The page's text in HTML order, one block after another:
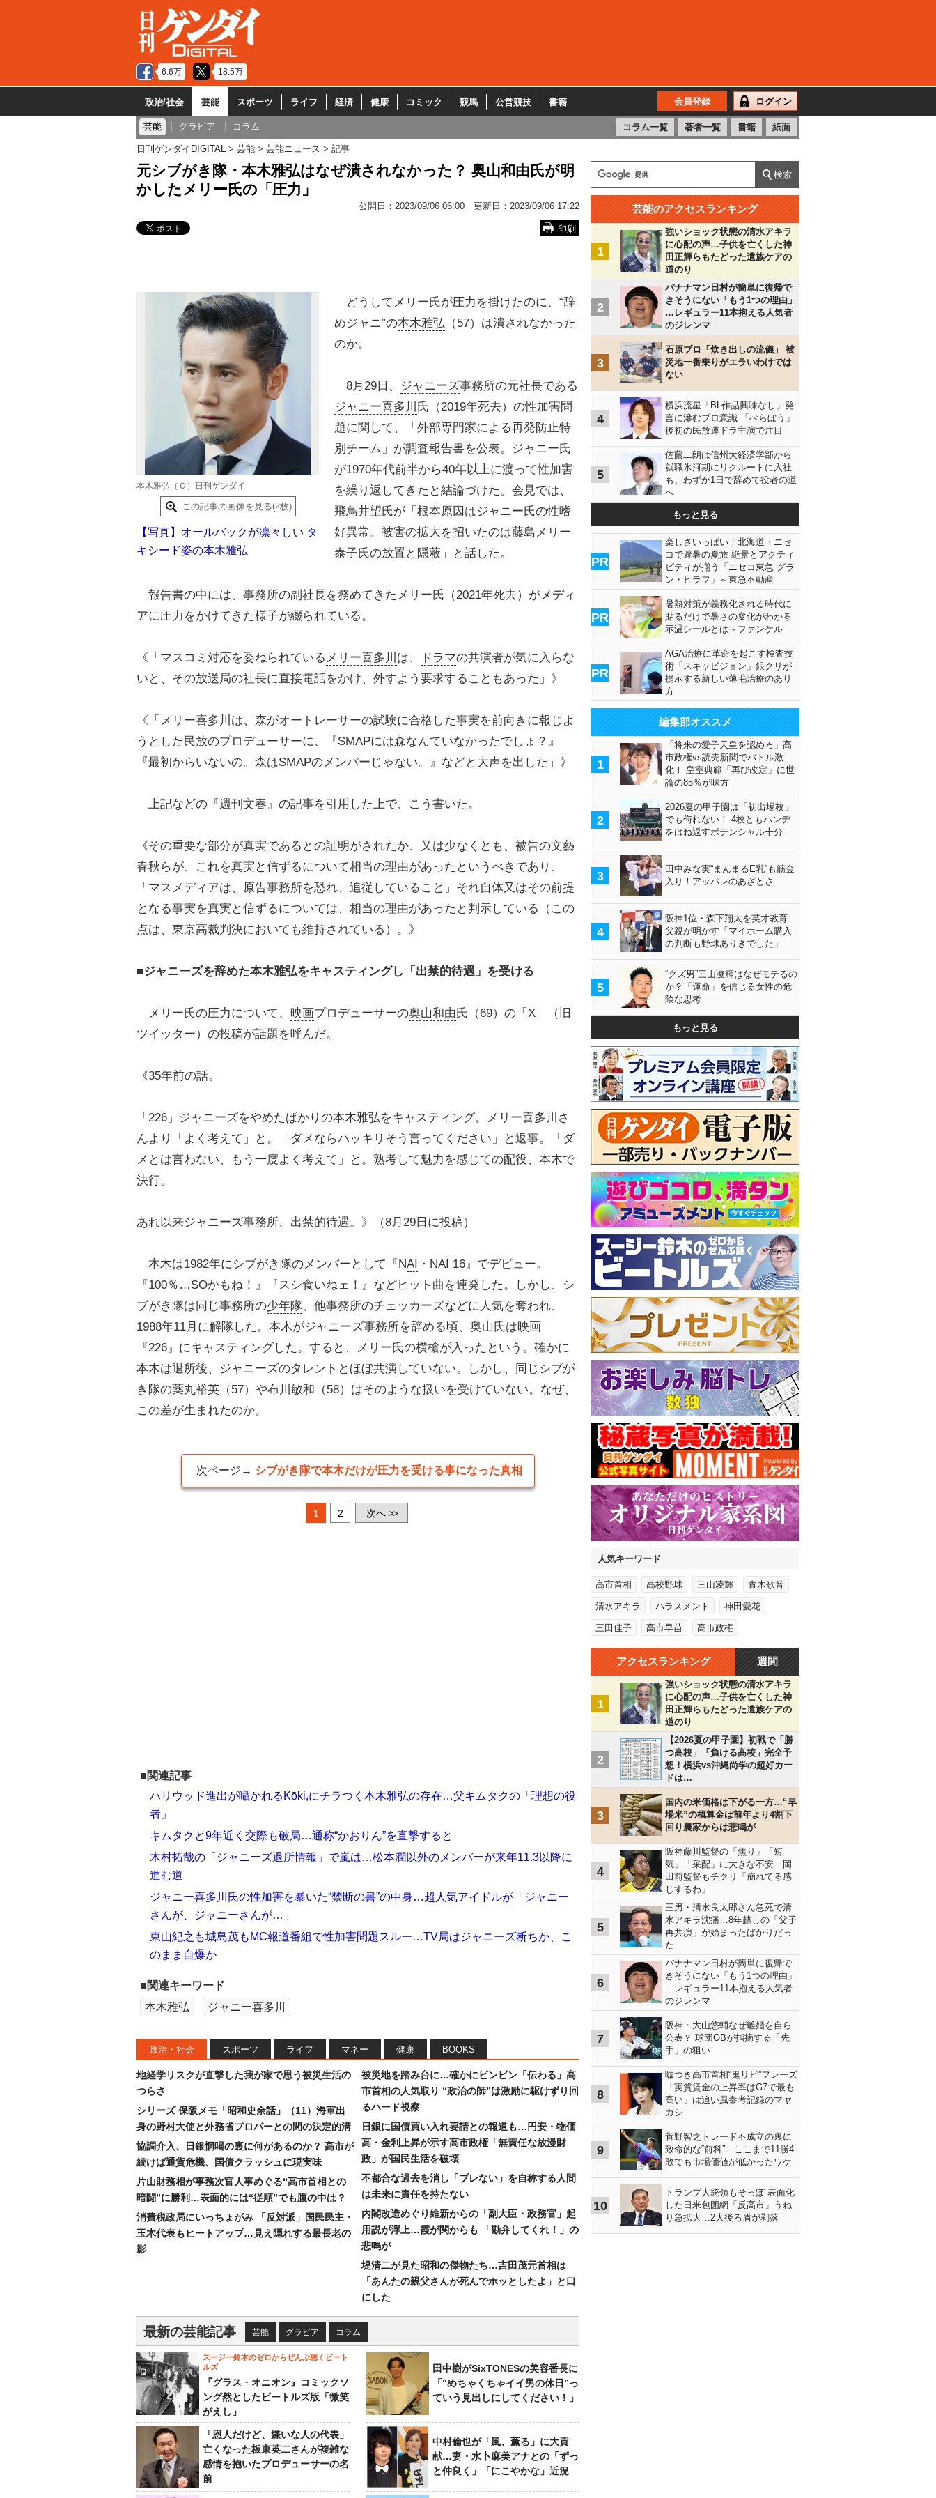
6.6万 18.5万
政治/社会 芸能 スポーツ ライフ 経済 健康 コミック 競馬 公営競技 書籍 会員登録 ログイン
芸能 グラビア コラム コラム一覧 著者一覧 書籍 紙面
日刊ゲンダイDIGITAL 芸能 芸能ニュース 記事
元シブがき隊・本木雅弘はなぜ潰されなかった？ 奥山和由氏が明
かしたメリー氏の「圧力」
公開日： 2023/09/06 06:00 更新日： 2023/09/06 17:22
印刷
本木雅弘（Ｃ）日刊ゲンダイ
この記事の画像を見る(2枚)
【写真】オールバックが凛々しい タ
キシード姿の本木雅弘
どうしてメリー氏が圧力を掛けたのに、“辞
めジャニ”の本木雅弘 （57）は潰されなかった
のか。
8月29日、 ジャニーズ事務所の元社長である
ジャニー喜多川 氏（2019年死去）の性加害問
題に関して、「外部専門家による再発防止特
別チーム」が調査報告書を公表。ジャニー氏
が1970年代前半から40年以上に渡って性加害
を繰り返してきたと結論づけた。会見では、
飛鳥井望氏が「根本原因はジャニー氏の性嗜
好異常。被害の拡大を招いたのは藤島メリー
泰子氏の放置と隠蔽」と話した。
報告書の中には、事務所の副社長を務めてきたメリー氏（2021年死去）がメディ
アに圧力をかけてきた様子が綴られている。
《「マスコミ対応を委ねられている メリー喜多川 は、 ドラマの共演者が気に入らな
いと、その放送局の社長に直接電話をかけ、外すよう要求することもあった」》
《「メリー喜多川は、森がオートレーサーの試験に合格した事実を前向きに報じよ
うとした民放のプロデューサーに、『SMAPには森なんていなかったでしょ？』
『最初からいないの。森はSMAPのメンバーじゃない。』などと大声を出した」》
上記などの『週刊文春』の記事を引用した上で、こう書いた。
《その重要な部分が真実であるとの証明がされたか、又は少なくとも、被告の文藝
春秋らが、これを真実と信ずるについて相当の理由があったというべきであり、
「マスメディアは、原告事務所を恐れ、追従していること」それ自体又はその前提
となる事実を真実と信ずるについては、相当の理由があったと判示している（この
点は、東京高裁判決においても維持されている）。》
■ジャニーズを辞めた本木雅弘をキャスティングし「出禁的待遇」を受ける
メリー氏の圧力について、 映画プロデューサーの奥山和由氏（69）の「X」（旧
ツイッター）の投稿が話題を呼んだ。
《35年前の話。
「226」ジャニーズをやめたばかりの本木雅弘をキャスティング。メリー喜多川さ
んより「よく考えて」と。「ダメならハッキリそう言ってください」と返事。「ダ
メとは言わない、もう一度よく考えて」と。熟考して魅力を感じての配役、本木で
決行。
あれ以来ジャニーズ事務所、出禁的待遇。》（8月29日に投稿）
本木は1982年にシブがき隊のメンバーとして『NAI ・NAI 16』でデビュー。
『100％…SOかもね！』『スシ食いねェ！』などヒット曲を連発した。しかし、シ
ブがき隊は同じ事務所の少年隊、他事務所のチェッカーズなどに人気を奪われ、
1988年11月に解隊した。本木がジャニーズ事務所を辞める頃、奥山氏は映画
『226』にキャスティングした。すると、メリー氏の横槍が入ったという。確かに
本木は退所後、ジャニーズのタレントとほぼ共演していない。しかし、同じシブが
き隊の薬丸裕英 （57）や布川敏和（58）はそのような扱いを受けていない。なぜ、
この差が生まれたのか。
次ページ→ シブがき隊で本木だけが圧力を受ける事になった真相
1 2 次へ >>
■関連記事
ハリウッド進出が囁かれるKōki,にチラつく本木雅弘の存在…父キムタクの「理想の役
者」
キムタクと9年近く交際も破局…通称“かおりん”を直撃すると
木村拓哉の「ジャニーズ退所情報」で嵐は…松本潤以外のメンバーが来年11.3以降に
進む道
ジャニー喜多川氏の性加害を暴いた“禁断の書”の中身…超人気アイドルが「ジャニー
さんが、ジャニーさんが…」
東山紀之も城島茂もMC報道番組で性加害問題スルー…TV局はジャニーズ断ちか、こ
のまま自爆か
■関連キーワード
本木雅弘
ジャニー喜多川
政治・社会 スポーツ ライフ マネー 健康 BOOKS
地経学リスクが直撃した我が家で思う被災生活の
つらさ
シリーズ 保阪メモ「昭和史余話」（11）海軍出
身の野村大使と外務省プロパーとの間の決定的溝
協調介入、日銀恫喝の裏に何があるのか？ 高市が
続けば通貨危機、国債クラッシュに現実味
片山財務相が事務次官人事めぐる“高市首相との
暗闘”に勝利…表面的には“従順”でも腹の中は？
消費税政局にいっちょがみ 「反対派」国民民主・
玉木代表もヒートアップ…見え隠れする最長老の
影
被災地を踏み台に…確かにビンビン「伝わる」高
市首相の人気取り “政治の師”は激励に駆けずり回
るハード視察
日銀に国債買い入れ要請との報道も…円安・物価
高・金利上昇が示す高市政権「無責任な放漫財
政」が国民生活を破壊
不都合な過去を消し「ブレない」を自称する人間
は未来に責任を持たない
内閣改造めぐり維新からの「副大臣・政務官」起
用説が浮上…霞が関からも 「勘弁してくれ！」の
悲鳴が
堤清二が見た昭和の傑物たち…吉田茂元首相は
「あんたの親父さんが死んでホッとしたよ」と口
にした
最新の芸能記事 芸能 グラビア コラム
スージー鈴木のゼロからぜんぶ聴くビート
ルズ
『グラス・オニオン』コミックソ
ング然としたビートルズ版「微笑
がえし」
田中樹がSixTONESの美容番長に
「“めちゃくちゃイイ男の休日”っ
ていう見出しにしてください！」
「恩人だけど、嫌いな人の代表」
亡くなった板東英二さんが複雑な
感情を抱いたプロデューサーの名
前
中村倫也が「風、薫る」に大貢
献…妻・水卜麻美アナとの「ずっ
と仲良く」「にこやかな」近況
芸能のアクセスランキング
1
強いショック状態の清水アキラ
に心配の声…子供を亡くした神
田正輝らもたどった遺族ケアの
道のり
2
バナナマン日村が簡単に復帰で
きそうにない「もう1つの理由」
…レギュラー11本抱える人気者
のジレンマ
3
石原プロ「炊き出しの流儀」 被
災地一番乗りがエラいわけでは
ない
4
横浜流星「BL作品興味なし」発
言に滲むプロ意識 「べらぼう」
後初の民放連ドラ主演で注目
5
佐藤二朗は信州大経済学部から
就職氷河期にリクルートに入社
も、わずか1日で辞めて役者の道
へ
もっと見る
PR
楽しさいっぱい！北海道・ニセ
コで避暑の夏旅 絶景とアクティ
ビティが揃う「ニセコ東急 グラ
ン・ヒラフ」～東急不動産
PR
暑熱対策が義務化される時代に
貼るだけで暑さの変化がわかる
示温シールとは～ファンケル
PR
AGA治療に革命を起こす検査技
術「スキャビジョン」銀クリが
提示する新しい薄毛治療のあり
方
編集部オススメ
1
「将来の愛子天皇を認めろ」高
市政権vs読売新聞でバトル激
化！ 皇室典範「再び改定」に世
論の85％が味方
2
2026夏の甲子園は「初出場校」
でも侮れない！ 4校ともハンデ
をはね返すポテンシャル十分
3
田中みな実“まんまるE乳”も筋金
入り！アッパレのあざとさ
4
阪神1位・森下翔太を英才教育
父親が明かす「マイホーム購入
の判断も野球ありきでした」
5
“クズ男”三山凌輝はなぜモテるの
か？「運命」を信じる女性の危
険な思考
もっと見る
人気キーワード
高市首相 高校野球 三山凌輝 青木歌音
清水アキラ ハラスメント 神田愛花
三田佳子 高市早苗 高市政権
アクセスランキング 週間
1
強いショック状態の清水アキラ
に心配の声…子供を亡くした神
田正輝らもたどった遺族ケアの
道のり
2
【2026夏の甲子園】初戦で「勝
つ高校」「負ける高校」完全予
想！横浜vs沖縄尚学の超好カー
ドは…
3
国内の米価格は下がる一方…“早
場米”の概算金は前年より4割下
回り農家からは悲鳴が
4
阪神藤川監督の「焦り」「短
気」「采配」に大きな不安…岡
田前監督もチクリ「崩れてる感
じするわ」
5
三男・清水良太郎さん急死で清
水アキラ沈痛…8年越しの「父子
再共演」が始まったばかりだっ
た
6
バナナマン日村が簡単に復帰で
きそうにない「もう1つの理由」
…レギュラー11本抱える人気者
のジレンマ
7
阪神・大山悠輔なぜ離婚を自ら
公表？ 球団OBが指摘する「先
手」の狙い
8
嘘つき高市首相“鬼リピ”フレーズ
「実質賃金の上昇率はG7で最も
高い」は追い風参考記録のマヤ
カシ
9
菅野智之トレード不成立の裏に
致命的な“前科”…ここまで11勝4
敗でも市場価値が低かったワケ
10
トランプ大統領もそっぽ 表面化
した日米包囲網「反高市」うね
り急拡大…2大後ろ盾が剥落